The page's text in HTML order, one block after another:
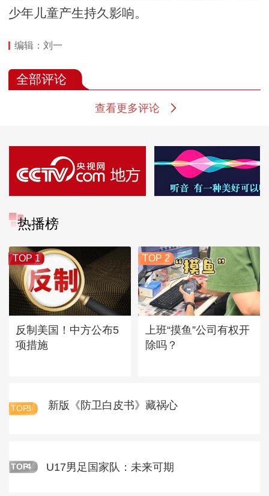
少年儿童产生持久影响。
编辑：刘一
全部评论
查看更多评论
热播榜
TOP 1
反制美国！中方公布5
项措施
TOP 2
上班“摸鱼”公司有权开
除吗？
TOP3 新版《防卫白皮书》藏祸心
TOP4 U17男足国家队：未来可期